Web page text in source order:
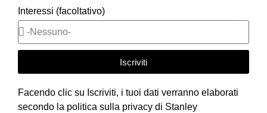
Interessi (facoltativo)
Iscriviti
Facendo clic su Iscriviti, i tuoi dati verranno elaborati
secondo la politica sulla privacy di Stanley